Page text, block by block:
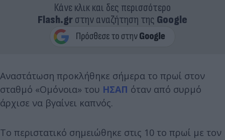
Κάνε κλικ και δες περισσότερο
Flash.grστην αναζήτηση της Google
Αναστάτωση προκλήθηκε σήμερα το πρωί στον
σταθμό «Ομόνοια» του ΗΣΑΠ όταν από συρμό
άρχισε να βγαίνει καπνός.
Το περιστατικό σημειώθηκε στις 10 το πρωί με τον